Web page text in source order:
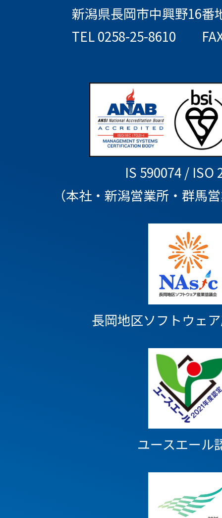
新潟県長岡市中興野16番
TEL 0258-25-8610
IS 590074 / ISO
（本社・新潟営業所・群馬
長岡地区ソフトウェア
ユースエール